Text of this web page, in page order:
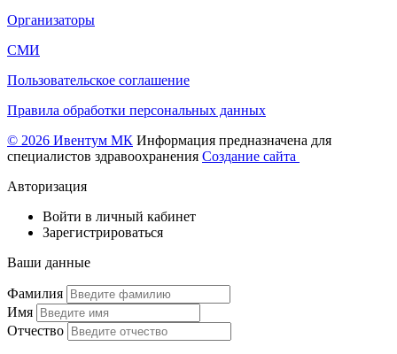
Организаторы
СМИ
Пользовательское соглашение
Правила обработки персональных данных
© 2026 Ивентум МК Информация предназначена для
специалистов здравоохранения Создание сайта
Авторизация
Войти в личный кабинет
Зарегистрироваться
Ваши данные
Фамилия
Имя
Отчество